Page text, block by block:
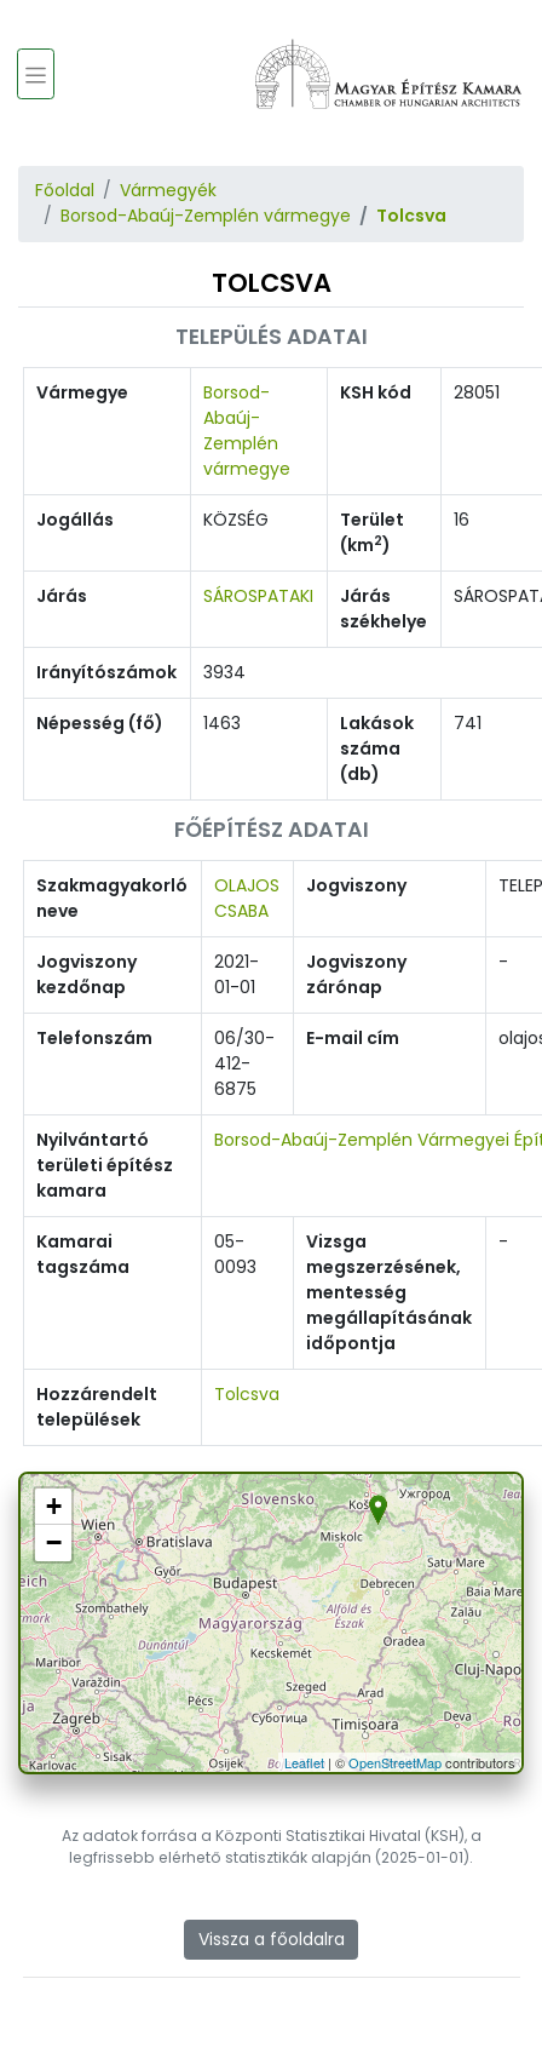
Főoldal
Vármegyék
Borsod-Abaúj-Zemplén vármegye
Tolcsva
TOLCSVA
TELEPÜLÉS ADATAI
Vármegye
Borsod-
Abaúj-
Zemplén
vármegye
KSH kód 28051
Jogállás KÖZSÉG
Terület
(km2)
16
Járás SÁROSPATAKI
Járás
székhelye
Irányítószámok 3934
Népesség (fő) 1463
Lakások
száma
(db)
741
FŐÉPÍTÉSZ ADATAI
Szakmagyakorló
neve
OLAJOS
CSABA
Jogviszony
Jogviszony
kezdőnap
2021-
01-01
Jogviszony
zárónap
-
Telefonszám
06/30-
412-
6875
E-mail cím
Nyilvántartó
területi építész
kamara
Borsod-Abaúj-Zemplén Vármegyei
Kamarai
tagszáma
05-
0093
Vizsga
megszerzésének,
mentesség
megállapításának
időpontja
-
Hozzárendelt
települések
Tolcsva
+
−
Leaflet| ©OpenStreetMapcontributors
Az adatok forrása a Központi Statisztikai Hivatal (KSH), a
legfrissebb elérhető statisztikák alapján (2025-01-01).
Vissza a főoldalra